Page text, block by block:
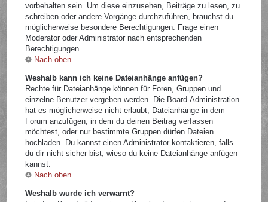
vorbehalten sein. Um diese einzusehen, Beiträge zu lesen, zu
schreiben oder andere Vorgänge durchzuführen, brauchst du
möglicherweise besondere Berechtigungen. Frage einen
Moderator oder Administrator nach entsprechenden
Berechtigungen.
Nach oben
Weshalb kann ich keine Dateianhänge anfügen?
Rechte für Dateianhänge können für Foren, Gruppen und
einzelne Benutzer vergeben werden. Die Board-Administration
hat es möglicherweise nicht erlaubt, Dateianhänge in dem
Forum anzufügen, in dem du deinen Beitrag verfassen
möchtest, oder nur bestimmte Gruppen dürfen Dateien
hochladen. Du kannst einen Administrator kontaktieren, falls
du dir nicht sicher bist, wieso du keine Dateianhänge anfügen
kannst.
Nach oben
Weshalb wurde ich verwarnt?